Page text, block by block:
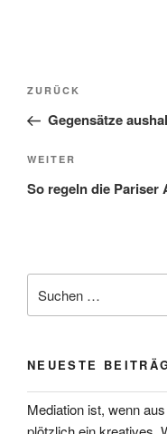
Beitragsnavigation
Vorheriger
Beitrag
ZURÜCK
Gegensätze
Nächster
Beitrag
WEITER
So regeln die Pariser
nach:
NEUESTE
Mediation ist, wenn